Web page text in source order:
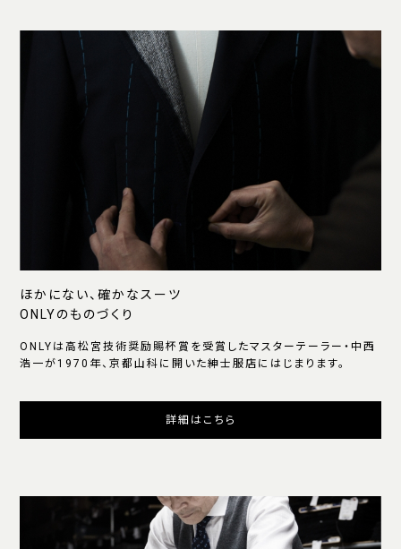
ほかにない、確かなスーツ
ONLYのものづくり
ONLYは高松宮技術奨励賜杯賞を受賞したマスターテーラー・中西
浩一が1970年、京都山科に開いた紳士服店にはじまります。
詳細はこちら